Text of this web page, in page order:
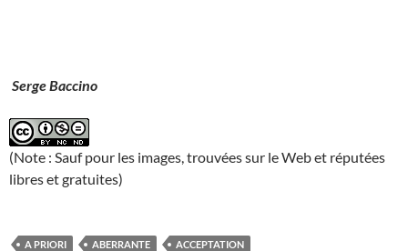
Serge Baccino
(Note : Sauf pour les images, trouvées sur le Web et réputées
libres et gratuites)
A PRIORI ABERRANTE
ACCEPTATION